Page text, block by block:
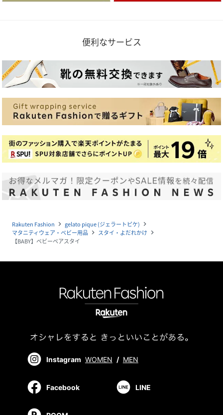
便利なサービス
Rakuten Fashion navigate_next gelato pique (ジェラートピケ) navigate_next
マタニティウェア・ベビー用品 navigate_next スタイ・よだれかけ navigate_next
【BABY】ベビーベアスタイ
Instagram WOMEN / MEN
Facebook LINE